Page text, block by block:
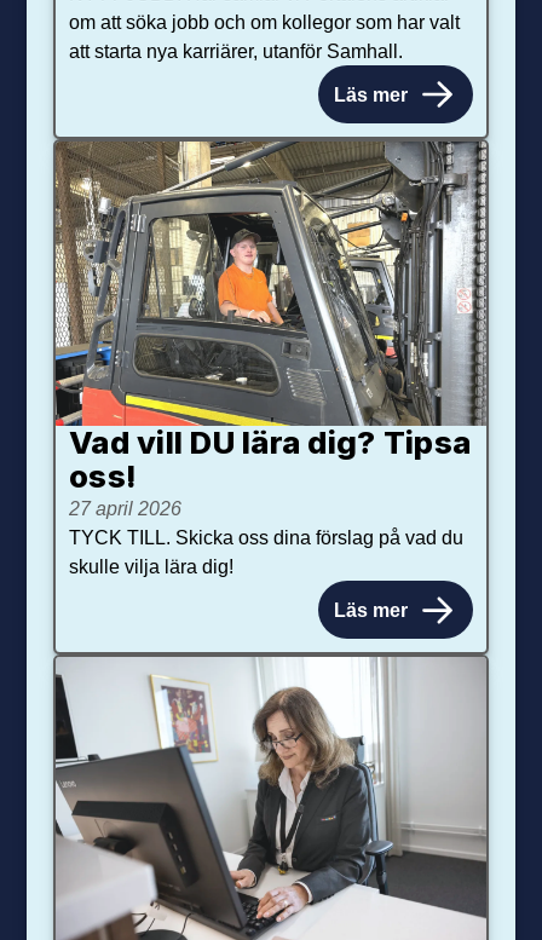
om att söka jobb och om kollegor som har valt
att starta nya karriärer, utanför Samhall.
Läs mer
Vad vill DU lära dig? Tipsa
oss!
27 april 2026
TYCK TILL. Skicka oss dina förslag på vad du
skulle vilja lära dig!
Läs mer